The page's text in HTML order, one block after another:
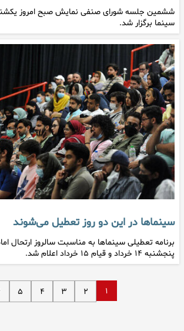
سینما برگزار شد.
سینماها در این دو روز تعطیل می‌شوند
برنامه تعطیلی سینماها به مناسبت سالروز ارتحال
پنجشنبه ۱۴ خرداد و قیام ۱۵ خرداد اعلام شد.
۱ ۲ ۳ ۴ ۵